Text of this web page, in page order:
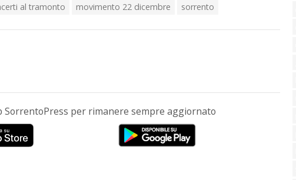
al tramonto movimento 22 dicembre sorrento
SorrentoPress per rimanere sempre aggiornato